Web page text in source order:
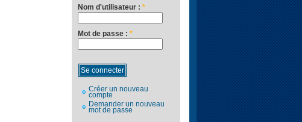
Nom d'utilisateur : *
Mot de passe : *
Créer un nouveau
compte
Demander un nouveau
mot de passe